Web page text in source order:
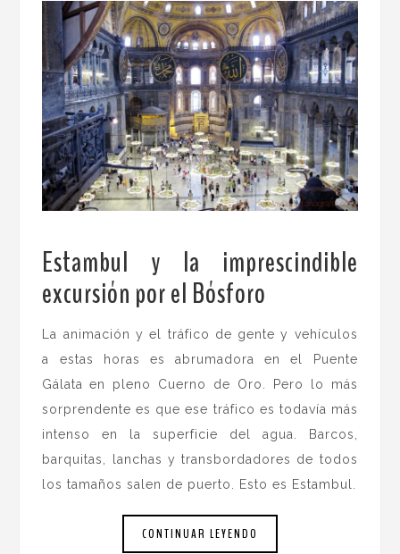
Estambul y la imprescindible
excursión por el Bósforo
La animación y el tráfico de gente y vehículos
a estas horas es abrumadora en el Puente
Gálata en pleno
Cuerno de Oro. Pero lo más
sorprendente es que ese tráfico es todavía más
intenso en la superficie del agua. Barcos,
barquitas, lanchas y transbordadores de todos
los tamaños salen de puerto. Esto es Estambul.
CONTINUAR LEYENDO